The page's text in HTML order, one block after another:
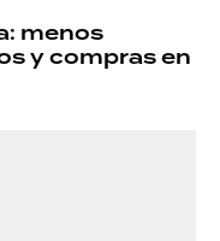
menos
y compras en